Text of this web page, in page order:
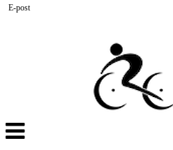
Veksle
navigasjon
E-post